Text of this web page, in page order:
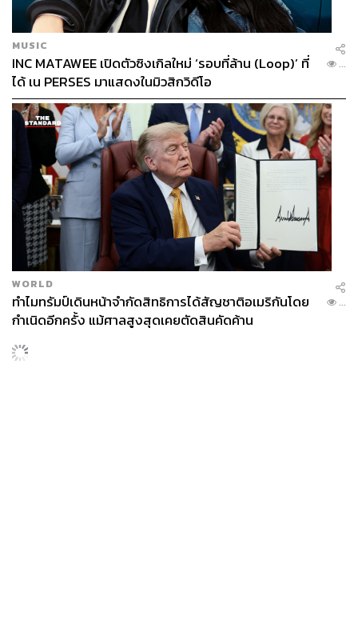
MUSIC
INC MATAWEE เปิดตัวซิงเกิลใหม่ ‘รอบที่ล้าน (Loop)’ ที่
ได้ เน PERSES มาแสดงในมิวสิกวิดีโอ
...
WORLD
ทำไมทรัมป์เดินหน้าจำกัดสิทธิการได้สัญชาติอเมริกันโดย
กำเนิดอีกครั้ง แม้ศาลสูงสุดเคยตัดสินคัดค้าน
...